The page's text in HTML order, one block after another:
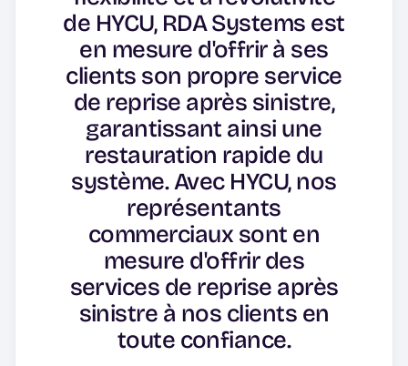
de HYCU, RDA Systems est
en mesure d'offrir à ses
clients son propre service
de reprise après sinistre,
garantissant ainsi une
restauration rapide du
système. Avec HYCU, nos
représentants
commerciaux sont en
mesure d'offrir des
services de reprise après
sinistre à nos clients en
toute confiance.